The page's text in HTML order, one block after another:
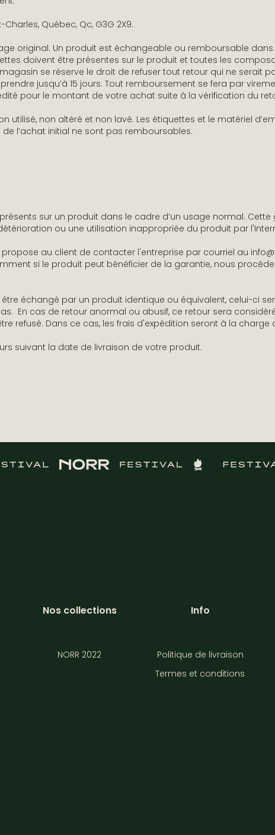
Québec, Qc, G3G 2X9.
original. Un produit est échangeable ou remboursable
doivent être présentes sur le produit et toutes les
se réserve le droit de refuser tout retour qui ne serait
jusqu’à 15 jours. Tout remboursement se fera par
pour le montant de votre achat suite à la vérification du
utilisé, non altéré et non lavé. Les étiquettes et le matériel
l’achat initial ne sont pas remboursables.
sur un produit dans le cadre d’un usage normal.
ou une utilisation inappropriée du produit par
propose au client de contacter l'entreprise par courriel au
si le produit peut bénéficier de la garantie, nous
échangé par un produit identique ou équivalent, celui-ci
En cas de retour anormal ou abusif, ce retour sera
refusé. Dans ce cas, les frais d'expédition seront à la charge
suivant la date de livraison de votre produit.
Nos collections
NORR 2022
Politique de livraison
Termes et conditions
Info